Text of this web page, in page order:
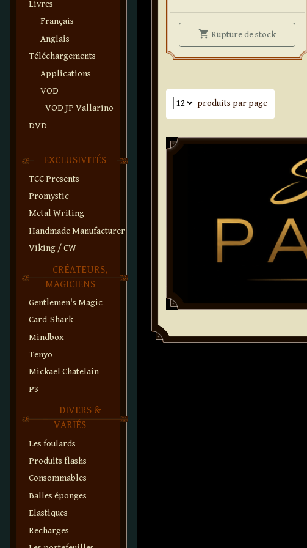
Livres
Français
Anglais
Téléchargements
Applications
VOD
VOD JP Vallarino
DVD
EXCLUSIVITÉS
TCC Presents
Promystic
Metal Writing
Handmade Manufacturer
Viking / CW
CRÉATEURS,
MAGICIENS
Gentlemen's Magic
Card-Shark
Mindbox
Tenyo
Mickael Chatelain
P3
DIVERS &
VARIÉS
Les foulards
Produits flashs
Consommables
Balles éponges
Elastiques
Recharges
shopping_cart Rupturede stockDiminish
Nombre de produits par page
produits par page
Paddle